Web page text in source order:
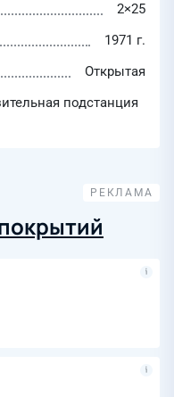
2×25
1971 г.
Открытая
подстанция